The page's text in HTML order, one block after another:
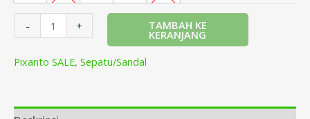
- + TAMBAH KE
KERANJANG
Pixanto SALE, Sepatu/Sandal